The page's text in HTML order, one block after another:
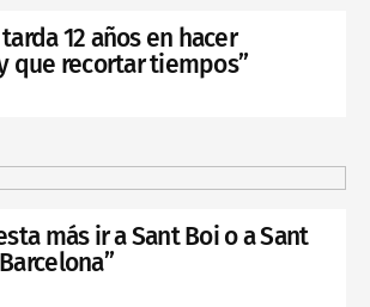
12 años en hacer
que recortar tiempos”
más ir a Sant Boi o a Sant